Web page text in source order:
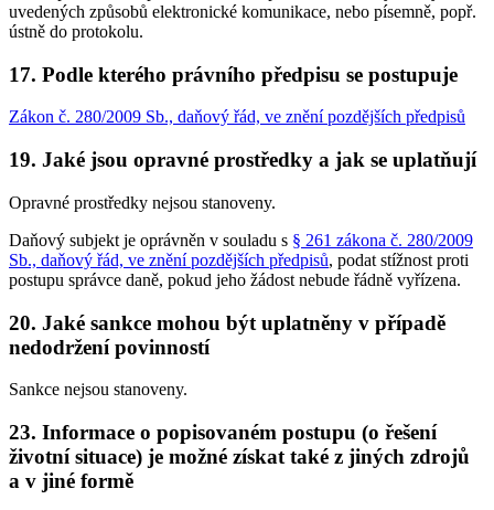
uvedených způsobů elektronické komunikace, nebo písemně, popř.
ústně do protokolu.
17. Podle kterého právního předpisu se postupuje
Zákon č. 280/2009 Sb., daňový řád, ve znění pozdějších předpisů
19. Jaké jsou opravné prostředky a jak se uplatňují
Opravné prostředky nejsou stanoveny.
Daňový subjekt je oprávněn v souladu s § 261 zákona č. 280/2009
Sb., daňový řád, ve znění pozdějších předpisů, podat stížnost proti
postupu správce daně, pokud jeho žádost nebude řádně vyřízena.
20. Jaké sankce mohou být uplatněny v případě
nedodržení povinností
Sankce nejsou stanoveny.
23. Informace o popisovaném postupu (o řešení
životní situace) je možné získat také z jiných zdrojů
a v jiné formě